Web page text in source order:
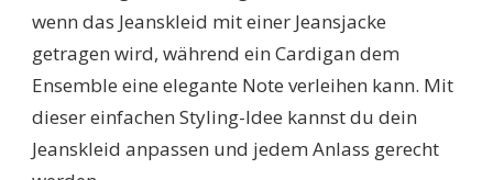
wenn das Jeanskleid mit einer Jeansjacke
getragen wird, während ein Cardigan dem
Ensemble eine elegante Note verleihen kann. Mit
dieser einfachen Styling-Idee kannst du dein
Jeanskleid anpassen und jedem Anlass gerecht